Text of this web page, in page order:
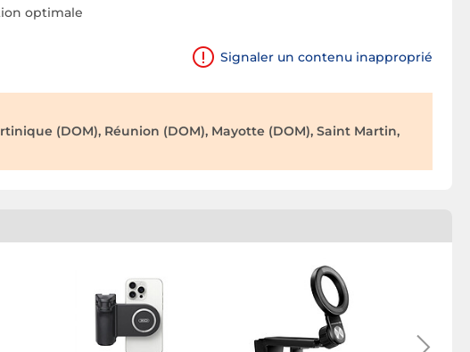
optimale
Signaler un contenu inapproprié
(DOM), Réunion (DOM), Mayotte (DOM), Saint Martin,